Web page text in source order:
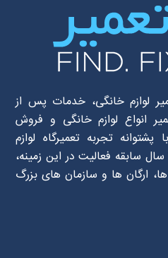
لوازم خانگی، خدمات پس از
انواع لوازم خانگی و فروش
تجربه تعمیرگاه لوازم
خانگی ذنوبی و با بیش از ۲۵ سال سابقه فعالیت در این زمینه،
ارگان ها و سازمان های بزرگ